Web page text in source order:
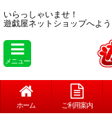
いらっしゃいませ！
遊戯屋ネットショップへよう
メニュー
ホーム ご利用案内